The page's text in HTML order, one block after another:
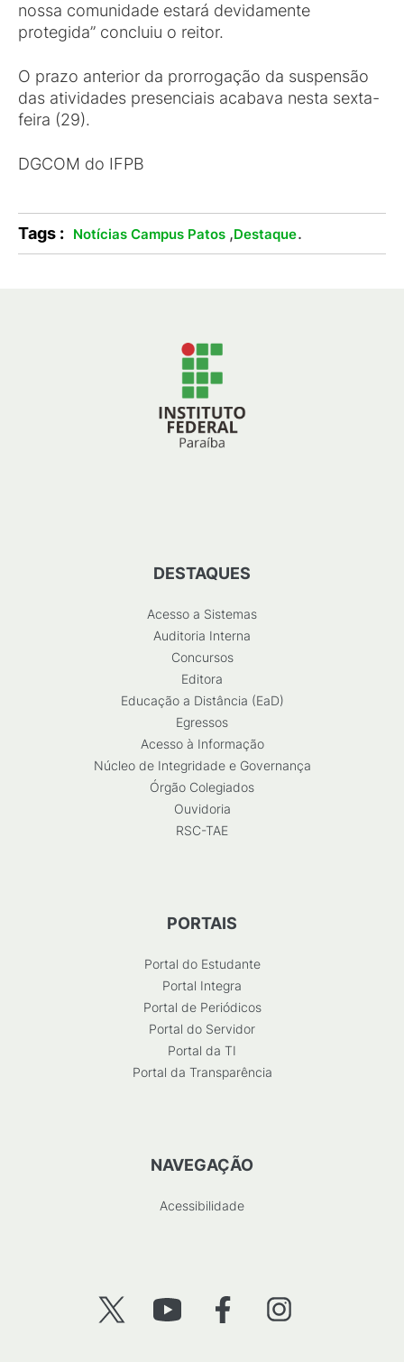
nossa comunidade estará devidamente
protegida” concluiu o reitor.
O prazo anterior da prorrogação da suspensão
das atividades presenciais acabava nesta sexta-
feira (29).
DGCOM do IFPB
Tags : Notícias Campus Patos ,Destaque.
DESTAQUES
Acesso a Sistemas
Auditoria Interna
Concursos
Editora
Educação a Distância (EaD)
Egressos
Acesso à Informação
Núcleo de Integridade e Governança
Órgão Colegiados
Ouvidoria
RSC-TAE
PORTAIS
Portal do Estudante
Portal Integra
Portal de Periódicos
Portal do Servidor
Portal da TI
Portal da Transparência
NAVEGAÇÃO
Acessibilidade